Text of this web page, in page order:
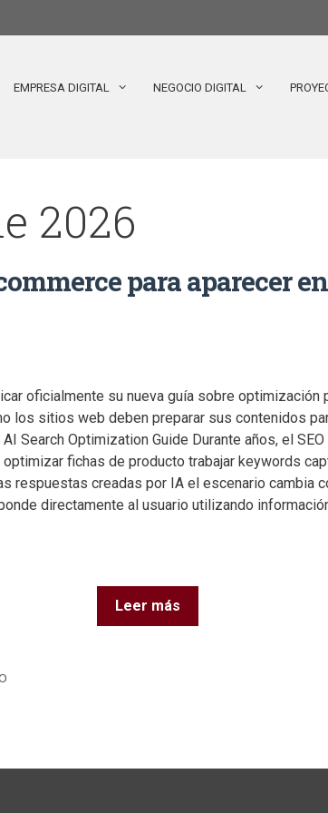
EMPRESA DIGITAL NEGOCIO DIGITAL
2026
para aparecer
oficialmente su nueva guía sobre
los sitios web deben preparar sus contenidos
Search Optimization Guide Durante años, el
fichas de producto trabajar keywords
respuestas creadas por IA el escenario cambia
directamente al usuario utilizando
Leer más